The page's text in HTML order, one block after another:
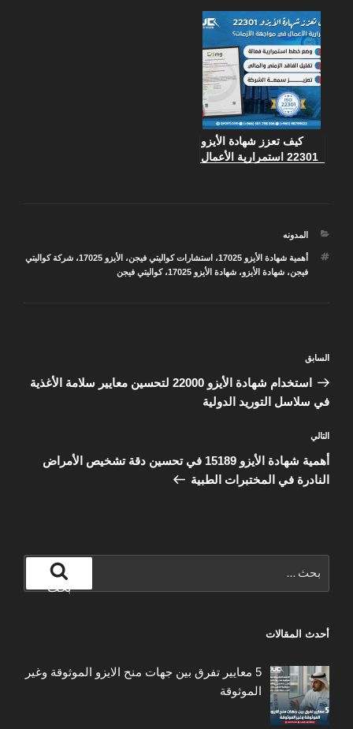
المسؤولية الاجتماعية؟
كيف تعزز شهادة الأيزو
22301 استمرارية الأعمال
التصنيفات
المدونه
الوسوم
أهمية شهادة الأيزو 17025 ، استشارات كواليتي فيجن، الأيزو 17025 ،شركة كواليتي
فيجن،شهادة الأيزو،شهادة الأيزو 17025 ،كواليتي فيجن
المقالة
السابقة
السابق
استخدام شهادة الأيزو 22000 لتحسين معايير سلامة الأغذية
في سلاسل التوريد الدولية
المقالة
التالية
التالي
أهمية شهادة الأيزو 15189 في تحسين دقة تشخيص الأمراض
النادرة في المختبرات الطبية
عن:
بحث
أحدث المقالات
5 معايير تفرق بين جهات منح الايزو الموثوقة وغير
الموثوقة